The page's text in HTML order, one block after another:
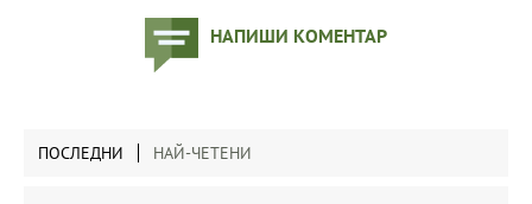
НАПИШИ КОМЕНТАР
ПОСЛЕДНИ НАЙ-ЧЕТЕНИ